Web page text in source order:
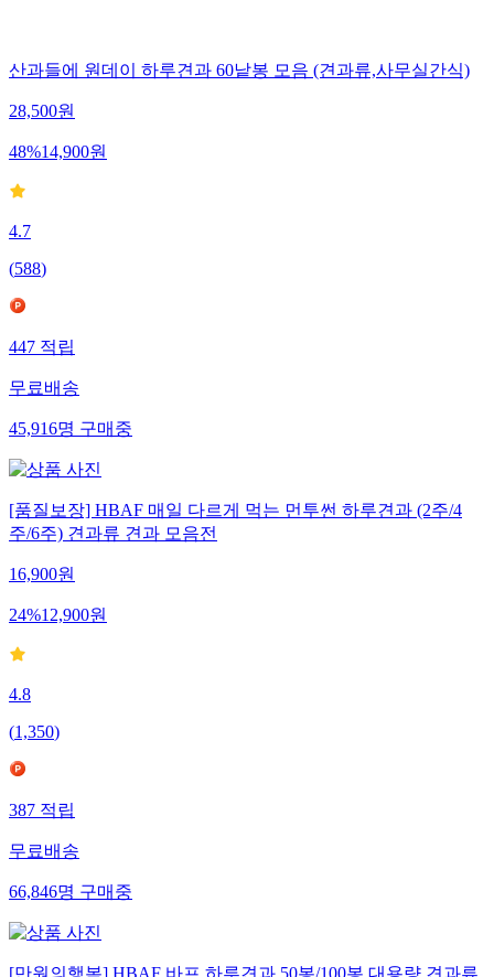
산과들에 원데이 하루견과 60낱봉 모음 (견과류,사무실간식)
28,500원
48%14,900원
4.7
(588)
447 적립
무료배송
45,916명 구매중
[품질보장] HBAF 매일 다르게 먹는 먼투썬 하루견과 (2주/4
주/6주) 견과류 견과 모음전
16,900원
24%12,900원
4.8
(1,350)
387 적립
무료배송
66,846명 구매중
[만원의행복] HBAF 바프 하루견과 50봉/100봉 대용량 견과류